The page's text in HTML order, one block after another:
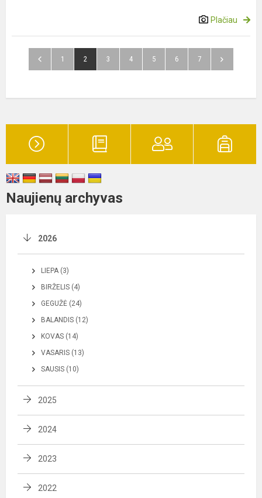
Plačiau
1 2 3 4 5 6 7
Naujienų archyvas
2026
LIEPA (3)
BIRŽELIS (4)
GEGUŽĖ (24)
BALANDIS (12)
KOVAS (14)
VASARIS (13)
SAUSIS (10)
2025
2024
2023
2022